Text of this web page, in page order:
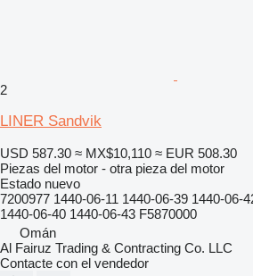
2
LINER Sandvik
USD 587.30 ≈ MX$10,110 ≈ EUR 508.30
Piezas del motor - otra pieza del motor
Estado nuevo
7200977 1440-06-11 1440-06-39 1440-06-
1440-06-40 1440-06-43 F5870000
Omán
Al Fairuz Trading & Contracting Co. LLC
Contacte con el vendedor